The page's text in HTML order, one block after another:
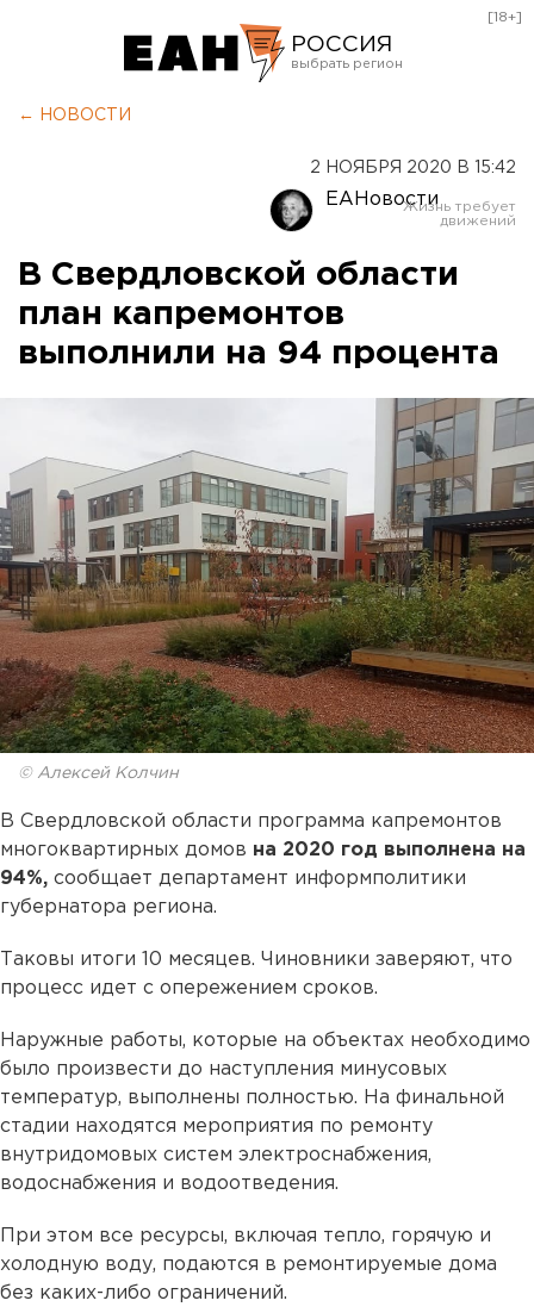
РОССИЯ
Оренбург
[18+]
← НОВОСТИ
2 НОЯБРЯ 2020 В 15:42
ЕАНовости
В Свердловской области
план капремонтов
выполнили на 94 процента
© Алексей Колчин
В Свердловской области программа капремонтов
многоквартирных домов на 2020 год выполнена на
94%, сообщает департамент информполитики
губернатора региона.
Таковы итоги 10 месяцев. Чиновники заверяют, что
процесс идет с опережением сроков.
Наружные работы, которые на объектах необходимо
было произвести до наступления минусовых
температур, выполнены полностью. На финальной
стадии находятся мероприятия по ремонту
внутридомовых систем электроснабжения,
водоснабжения и водоотведения.
При этом все ресурсы, включая тепло, горячую и
холодную воду, подаются в ремонтируемые дома
без каких-либо ограничений.